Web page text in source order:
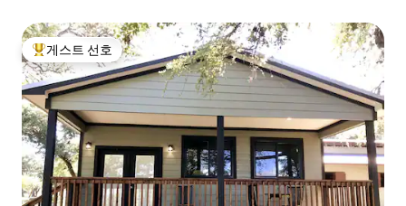
상위 게스트 선호
게스트 선호